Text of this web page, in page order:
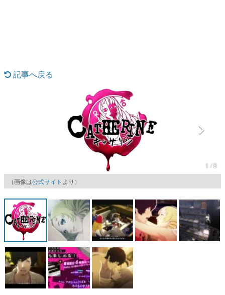
なんでゲームは面白い？
ゲーム開発者・hamatsu氏がゲームの魅力を画面や操作の
具体的な形から解き明かしていく、硬派で骨太な評論連載
ゲームが変えた日本語
「経験値」「裏技」「ラスボス」… ゲームにまつわる言葉
の起源や用法の変遷を、コンピューター文化史研究家・タ
イニーP氏が徹底調査。
カテゴリ
特集記事
マンガ
女性向け
アプリレビュー
その他
記事へ戻る
1 / 8
（画像は公式サイト より）